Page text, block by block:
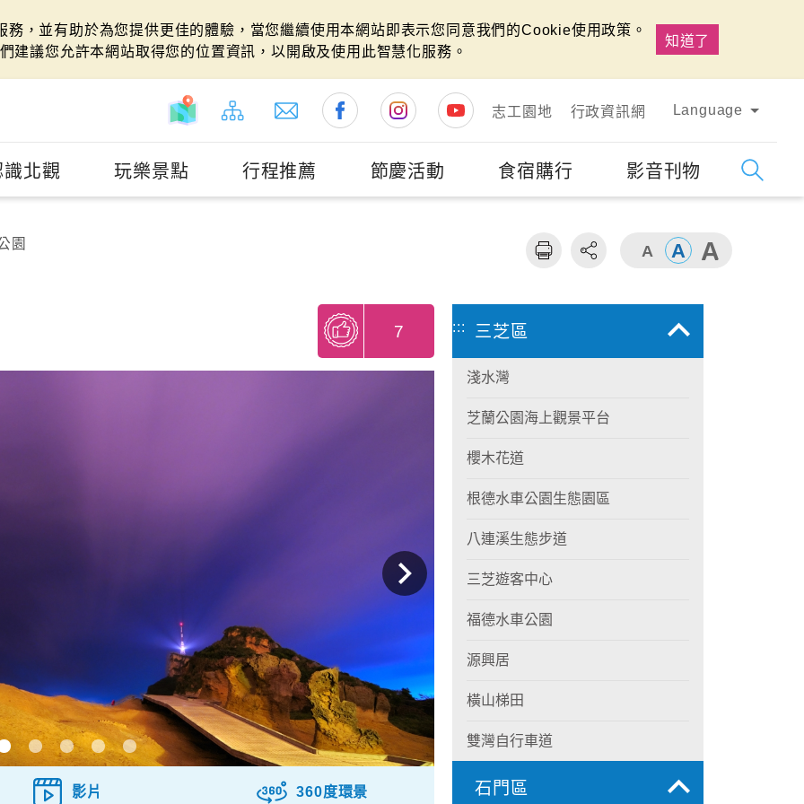
，並有助於為您提供更佳的體驗，當您繼續使用本網站即表示您同意我們的Cookie使用政策。
建議您允許本網站取得您的位置資訊，以開啟及使用此智慧化服務。
知道了
志工園地 行政資訊網 Language
識北觀 玩樂景點 行程推薦 節慶活動 食宿購行 影音刊物
園
7
影片 360度環景
::: 三芝區
淺水灣
芝蘭公園海上觀景平台
櫻木花道
根德水車公園生態園區
八連溪生態步道
三芝遊客中心
福德水車公園
源興居
橫山梯田
雙灣自行車道
石門區